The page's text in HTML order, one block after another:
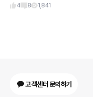
4
8 1,841
고객센터 문의하기